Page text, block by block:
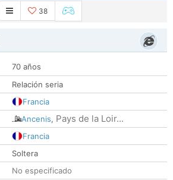
38
70 años
Relación seria
Francia
Ancenis, Pays de la Loir...
Francia
Soltera
No especificado